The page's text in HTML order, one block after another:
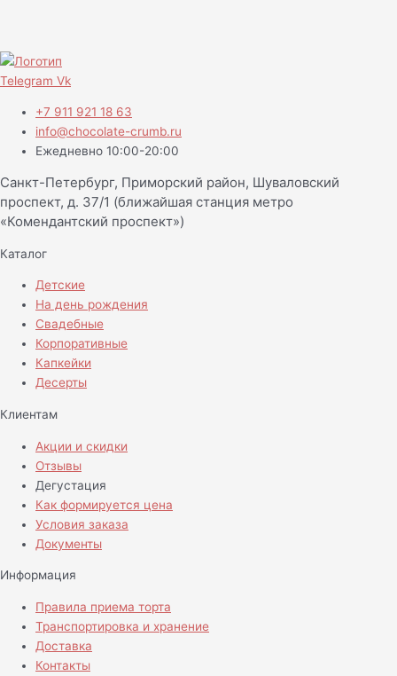
Telegram Vk
+7 911 921 18 63
info@chocolate-crumb.ru
Ежедневно 10:00-20:00
Санкт-Петербург, Приморский район, Шуваловский
проспект, д. 37/1 (ближайшая станция метро
«Комендантский проспект»)
Каталог
Детские
На день рождения
Свадебные
Корпоративные
Капкейки
Десерты
Клиентам
Акции и скидки
Отзывы
Дегустация
Как формируется цена
Условия заказа
Документы
Информация
Правила приема торта
Транспортировка и хранение
Доставка
Контакты